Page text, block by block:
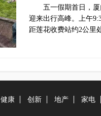
五一假期首日，
迎来出行高峰。上午
距莲花收费站约2公
健康 创新 地产 家电